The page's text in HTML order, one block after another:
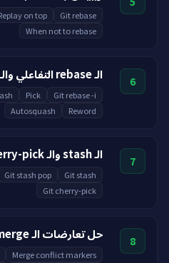
Git rebase
on top
When not to rebase
6 الـ rebase التفاعلي والـ squash
Git rebase -i
Pick
Reword
Autosquash
7 الـ stash والـ cherry-pick
Git stash
Git stash pop
Git cherry-pick
8 حل تعارضات الـ merge
Merge conflict markers